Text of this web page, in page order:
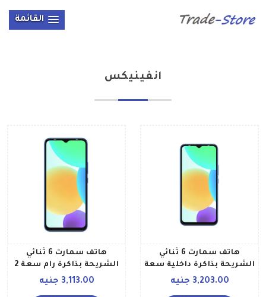
القائمة
انفينيكس
هاتف سمارت 6 ثنائي
الشريحة بذاكرة داخلية سعة
32 جيجابايت وذاكرة رام سعة
3,203.00 جنيه
هاتف سمارت 6 ثنائي
الشريحة بذاكرة رام سعة 2
جيجابايت وذاكرة داخلية
3,113.00 جنيه